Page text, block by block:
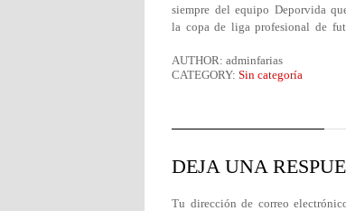
siempre del equipo Deporvida
la copa de liga profesional de
AUTHOR: adminfarias
CATEGORY: Sin categoría
DEJA UNA
Tu dirección de correo